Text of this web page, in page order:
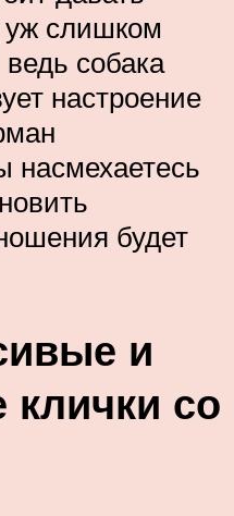
слишком
собака
настроение
насмехаетесь
будет
и
со